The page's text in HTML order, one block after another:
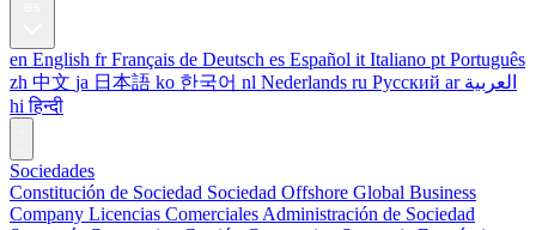
en English fr Français de Deutsch es Español it Italiano pt Português
zh 中文 ja 日本語 ko 한국어 nl Nederlands ru Русский ar العربية
hi हिन्दी
Sociedades
Constitución de Sociedad Sociedad Offshore Global Business
Company Licencias Comerciales Administración de Sociedad